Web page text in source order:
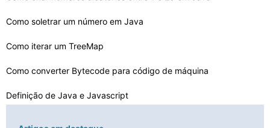
Como soletrar um número em Java
Como iterar um TreeMap
Como converter Bytecode para código de máquina
Definição de Java e Javascript